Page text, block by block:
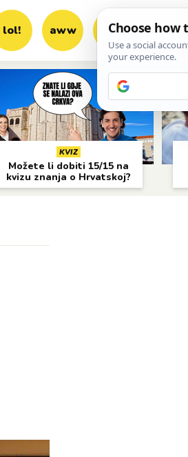
lol! aww vrh! woot?!
KVIZ
Možete li dobiti 15/15 na
kvizu znanja o Hrvatskoj?